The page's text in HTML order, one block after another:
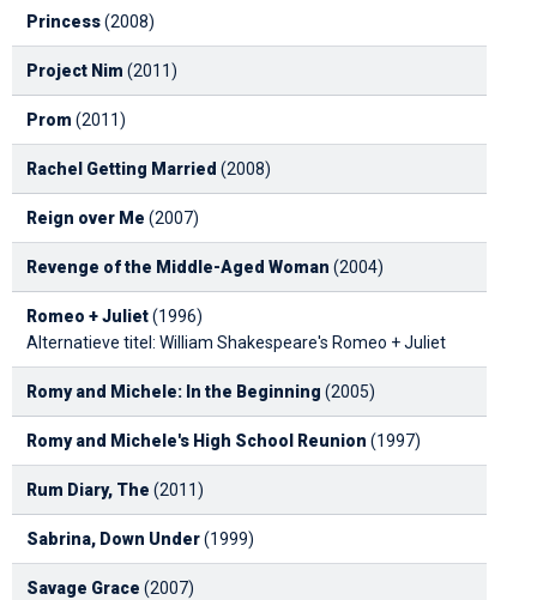
Princess(2008)
Project Nim (2011)
Prom (2011)
Rachel Getting Married (2008)
Reign over Me (2007)
Revenge of the Middle-Aged Woman (2004)
Romeo + Juliet(1996)
Alternatieve titel: William Shakespeare's Romeo + Juliet
Romy and Michele: In the Beginning (2005)
Romy and Michele's High School Reunion (1997)
Rum Diary, The (2011)
Sabrina, Down Under(1999)
Savage Grace (2007)